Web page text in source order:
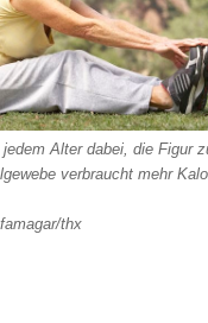
Alter dabei, die Figur
verbraucht mehr
thx